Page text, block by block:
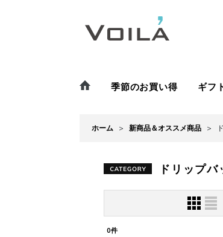
季節のお買い得 ギフ
ホーム > 新商品＆オススメ商品 >
ドリップ
表示数
0件